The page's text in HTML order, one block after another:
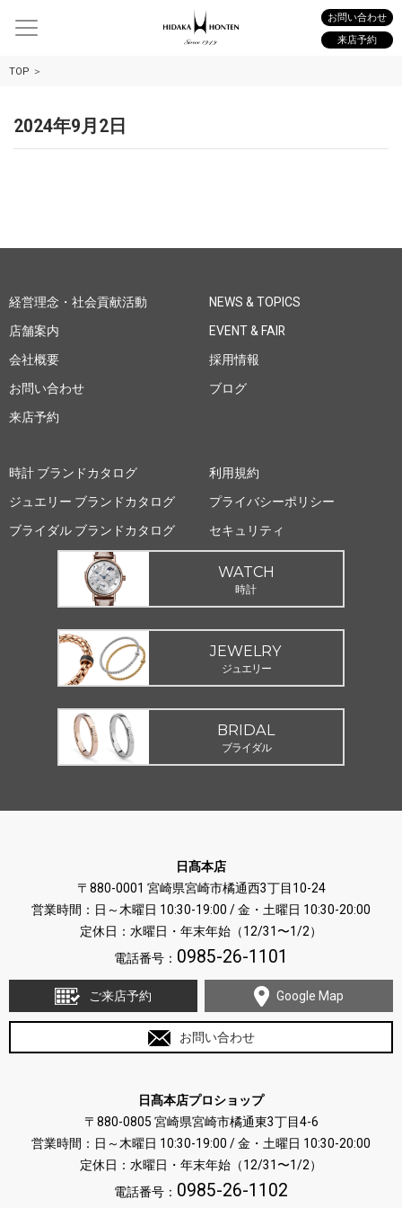
お問い合わせ
来店予約
TOP
2024年9月2日
経営理念・社会貢献活動
店舗案内
会社概要
お問い合わせ
来店予約
NEWS & TOPICS
EVENT & FAIR
採用情報
ブログ
時計 ブランドカタログ
ジュエリー ブランドカタログ
ブライダル ブランドカタログ
利用規約
プライバシーポリシー
セキュリティ
WATCH
時計
JEWELRY
ジュエリー
BRIDAL
ブライダル
日髙本店
〒880-0001 宮崎県宮崎市橘通西3丁目10-24
営業時間：日～木曜日 10:30-19:00 / 金・土曜日 10:30-20:00
定休日：水曜日・年末年始（12/31〜1/2）
電話番号： 0985-26-1101
ご来店予約 Google Map
お問い合わせ
日髙本店プロショップ
〒880-0805 宮崎県宮崎市橘通東3丁目4-6
営業時間：日～木曜日 10:30-19:00 / 金・土曜日 10:30-20:00
定休日：水曜日・年末年始（12/31〜1/2）
電話番号： 0985-26-1102